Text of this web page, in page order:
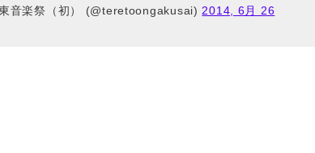
音楽祭（初） (@teretoongakusai) 2014, 6月 26